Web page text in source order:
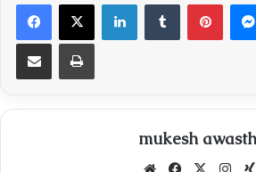
Facebook
X LinkedInTumblr
Share via Email Print
mukesh
WebsiteFacebook
X